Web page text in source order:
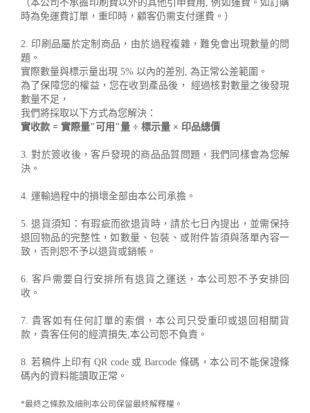
（本公司不承擔印刷費以外的其他引申費用, 例如運費。如訂購
時為免運費訂單，重印時，顧客仍需支付運費。）
2. 印刷品屬於定制商品，由於過程複雜，難免會出現數量的問
題。
實際數量與標示量出現 5% 以內的差別, 為正常公差範圍。
為了保障您的權益，您在收到產品後， 經過核對數量之後發現
數量不足，
我們將採取以下方式為您解決：
實收款 = 實際量"可用"量 ÷ 標示量 × 印品總價
3. 對於簽收後，客戶發現的商品品質問題，我們同樣會為您解
決。
4. 運輸過程中的損壞全部由本公司承擔。
5. 退貨須知：有瑕疵而欲退貨時，請於七日內提出，並需保持
退回物品的完整性，如數量、包裝、或附件皆須與落單內容一
致，否則恕不予以退貨或銷帳。
6. 客戶需要自行安排所有退貨之運送，本公司恕不予安排回
收。
7. 貴客如有任何訂單的索償，本公司只受重印或退回相關貨
款，貴客任何的經濟損失,本公司恕不負責。
8. 若稿件上印有 QR code 或 Barcode 條碼，本公司不能保證條
碼內的資料能讀取正常。
*最終之條款及細則本公司保留最終解釋權。